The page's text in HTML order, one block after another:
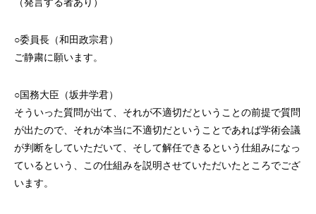
（発言する者あり）
○委員長（和田政宗君）
ご静粛に願います。
○国務大臣（坂井学君）
そういった質問が出て、それが不適切だということの前提で質問
が出たので、それが本当に不適切だということであれば学術会議
が判断をしていただいて、そして解任できるという仕組みになっ
ているという、この仕組みを説明させていただいたところでござ
います。